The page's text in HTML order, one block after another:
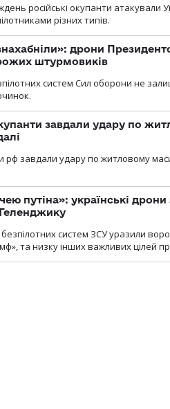
російські окупанти атакували
різних типів.
дрони
штурмовиків
систем Сил оборони не
завдали удару по
рф завдали удару по житловому
путіна»: українські
безпілотних систем ЗСУ уразили
та низку інших важливих цілей